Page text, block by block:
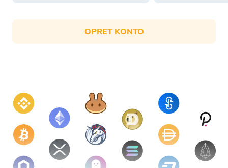
OPRET KONTO